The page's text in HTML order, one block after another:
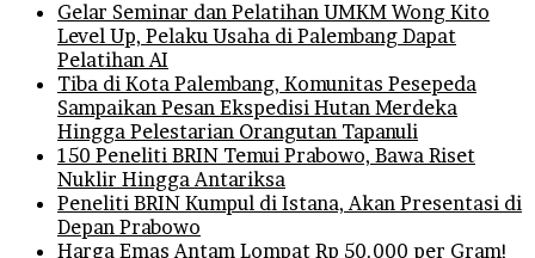
Gelar Seminar dan Pelatihan UMKM Wong Kito
Level Up, Pelaku Usaha di Palembang Dapat
Pelatihan AI
Tiba di Kota Palembang, Komunitas Pesepeda
Sampaikan Pesan Ekspedisi Hutan Merdeka
Hingga Pelestarian Orangutan Tapanuli
150 Peneliti BRIN Temui Prabowo, Bawa Riset
Nuklir Hingga Antariksa
Peneliti BRIN Kumpul di Istana, Akan Presentasi di
Depan Prabowo
Harga Emas Antam Lompat Rp 50.000 per Gram!